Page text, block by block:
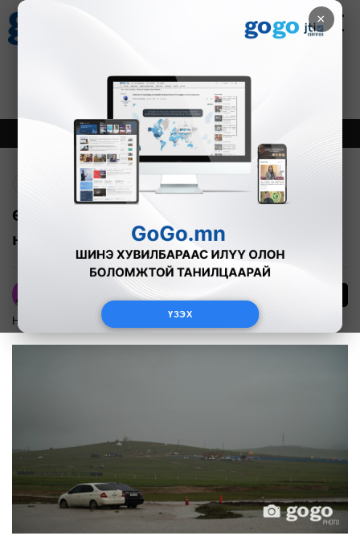
×
ҮЗЭХ
Зурхай
8.07
Онцлох Шинэ
Өнөөдөр маргааш зүүн аймгуудын
нутгаар бороо үргэлжлэн орно
Нийгэм 2024-07-26